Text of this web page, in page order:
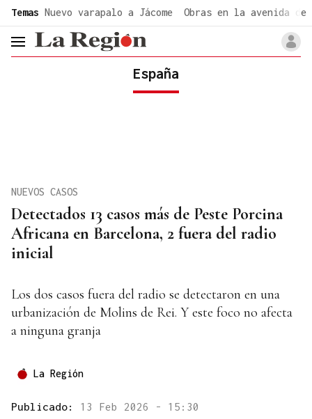
Temas Nuevo varapalo a Jácome Obras en la avenida de
header.menu.open
España
Detectados 13 casos más de Peste Porcina
Africana en Barcelona, 2 fuera del radio
inicial
NUEVOS CASOS
Los dos casos fuera del radio se detectaron en una
urbanización de Molins de Rei. Y este foco no afecta
a ninguna granja
La Región
Publicado: 13 Feb 2026 - 15:30